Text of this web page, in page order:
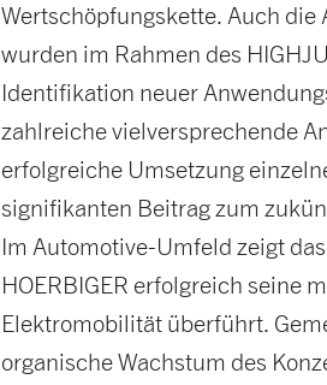
Wertschöpfungskette. Auch die
wurden im Rahmen des
Identifikation neuer
zahlreiche vielversprechende
erfolgreiche Umsetzung
signifikanten Beitrag zum
Im Automotive-Umfeld zeigt
HOERBIGER erfolgreich seine
Elektromobilität überführt.
organische Wachstum des